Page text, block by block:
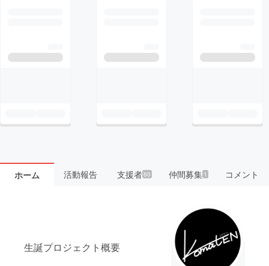
ホーム 活動報告 支援者60 仲間募集 1 コメント
生誕プロジェクト概要